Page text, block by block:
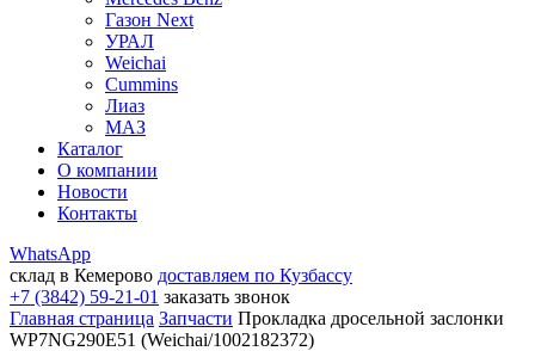
Газон Next
УРАЛ
Weichai
Cummins
Лиаз
МАЗ
Каталог
О компании
Новости
Контакты
WhatsApp
склад в Кемерово доставляем по Кузбассу
+7 (3842) 59-21-01 заказать звонок
Главная страница Запчасти Прокладка дросельной заслонки
WP7NG290E51 (Weichai/1002182372)